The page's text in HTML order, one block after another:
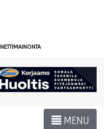
NETTIMAINONTA
MENU